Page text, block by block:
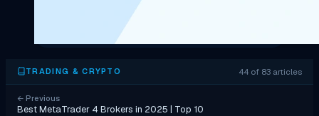
TRADING & CRYPTO 44 of 83 articles
← Previous
Best MetaTrader 4 Brokers in 2025 | Top 10